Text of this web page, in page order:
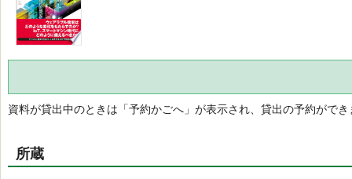
資料が貸出中のときは「予約かごへ」が表示され、貸出の予約ができ
所蔵